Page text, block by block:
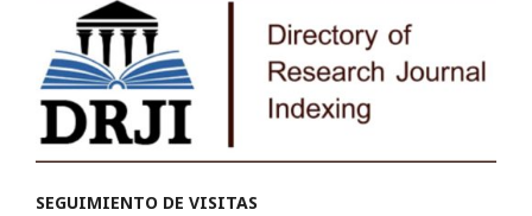
SEGUIMIENTO DE VISITAS